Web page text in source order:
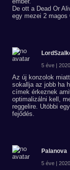
De ott a Dead Or
egy mezei 2 magos
5 éve |
Az új konzolok
sokallja az jobb ha
címek érkeznek
optimalizálni kell,
reggelire. Utóbbi
fejődés.
Palanova
5 éve |